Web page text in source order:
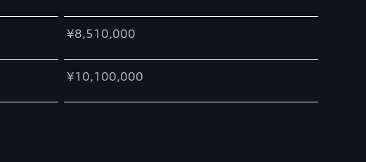
¥8,510,000
¥10,100,000